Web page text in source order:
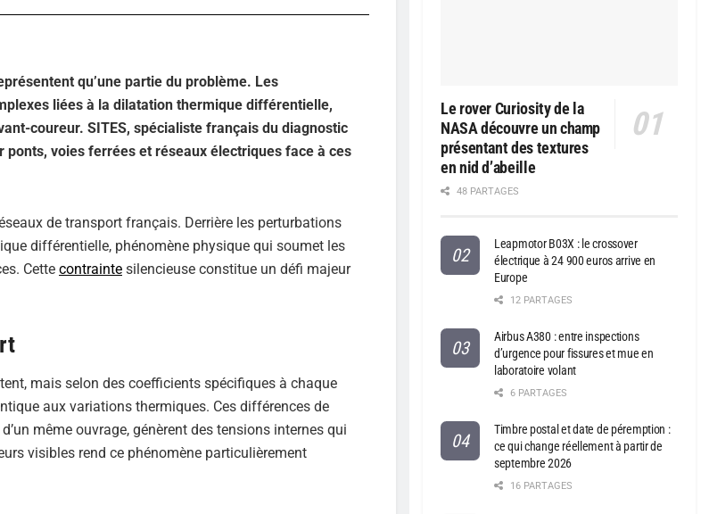
qu’une partie du problème. Les
liées à la dilatation thermique différentielle,
coureur. SITES, spécialiste français du diagnostic
voies ferrées et réseaux électriques face à ces
de transport français. Derrière les perturbations
différentielle, phénomène physique qui soumet les
Cette contrainte silencieuse constitue un défi majeur
mais selon des coefficients spécifiques à chaque
aux variations thermiques. Ces différences de
même ouvrage, génèrent des tensions internes qui
visibles rend ce phénomène particulièrement
Le rover Curiosity de la
NASA découvre un champ
présentant des textures
en nid d’abeille
48 PARTAGES
Leapmotor B03X : le crossover
électrique à 24 900 euros arrive en
Europe
12 PARTAGES
Airbus A380 : entre inspections
d’urgence pour fissures et mue en
laboratoire volant
6 PARTAGES
Timbre postal et date de péremption :
ce qui change réellement à partir de
septembre 2026
16 PARTAGES